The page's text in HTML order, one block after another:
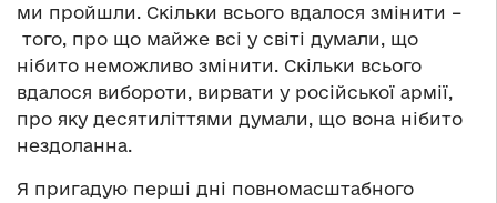
ми пройшли. Скільки всього вдалося змінити –
того, про що майже всі у світі думали, що
нібито неможливо змінити. Скільки всього
вдалося вибороти, вирвати у російської армії,
про яку десятиліттями думали, що вона нібито
нездоланна.
Я пригадую перші дні повномасштабного